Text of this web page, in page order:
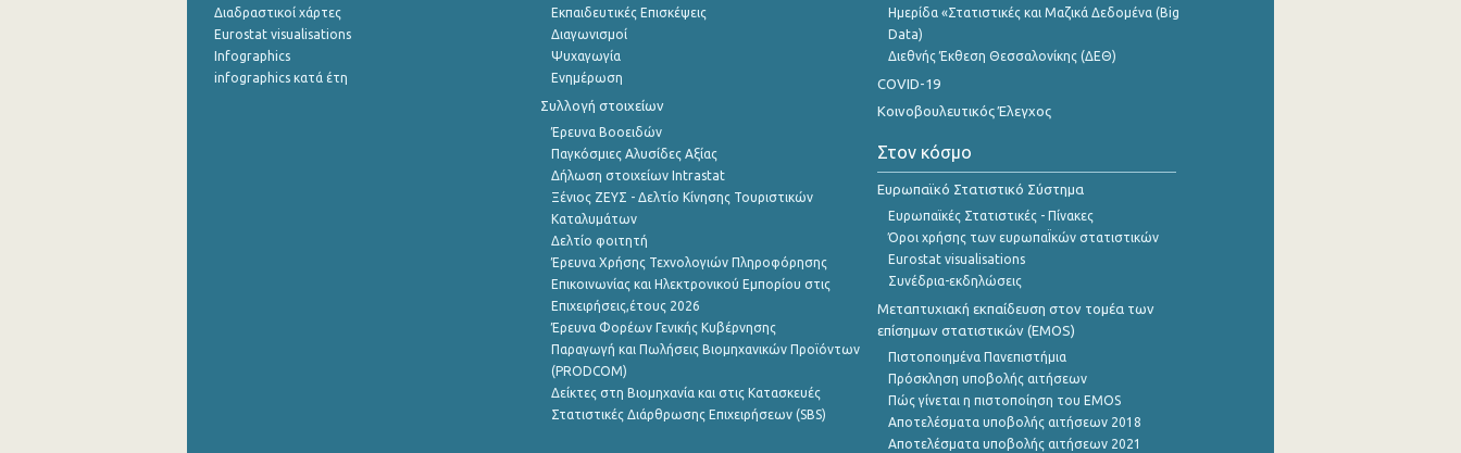
Διαδραστικοί χάρτες
Eurostat visualisations
Infographics
infographics κατά έτη
Εκπαιδευτικές Επισκέψεις
Διαγωνισμοί
Ψυχαγωγία
Ενημέρωση
Συλλογή στοιχείων
Έρευνα Βοοειδών
Παγκόσμιες Αλυσίδες Αξίας
Δήλωση στοιχείων Intrastat
Ξένιος ΖΕΥΣ - Δελτίο Κίνησης Τουριστικών
Καταλυμάτων
Δελτίο φοιτητή
Έρευνα Χρήσης Τεχνολογιών Πληροφόρησης
Επικοινωνίας και Ηλεκτρονικού Εμπορίου στις
Επιχειρήσεις,έτους 2026
Έρευνα Φορέων Γενικής Κυβέρνησης
Παραγωγή και Πωλήσεις Βιομηχανικών Προϊόντων
(PRODCOM)
Δείκτες στη Βιομηχανία και στις Κατασκευές
Στατιστικές Διάρθρωσης Επιχειρήσεων (SBS)
Ημερίδα «Στατιστικές και Μαζικά Δεδομένα (Big
Data)
Διεθνής Έκθεση Θεσσαλονίκης (ΔΕΘ)
COVID-19
Κοινοβουλευτικός Έλεγχος
Στον κόσμο
Ευρωπαϊκό Στατιστικό Σύστημα
Ευρωπαϊκές Στατιστικές - Πίνακες
Όροι χρήσης των ευρωπαΪκών στατιστικών
Eurostat visualisations
Συνέδρια-εκδηλώσεις
Μεταπτυχιακή εκπαίδευση στον τομέα των
επίσημων στατιστικών (EMOS)
Πιστοποιημένα Πανεπιστήμια
Πρόσκληση υποβολής αιτήσεων
Πώς γίνεται η πιστοποίηση του EMOS
Αποτελέσματα υποβολής αιτήσεων 2018
Αποτελέσματα υποβολής αιτήσεων 2021